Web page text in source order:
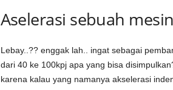
Aselerasi sebuah
Lebay..?? enggak lah.. ingat sebagai
dari 40 ke 100kpj apa yang bisa
karena kalau yang namanya akselerasi